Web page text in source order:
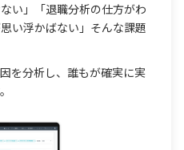
い」「退職分析の仕方がわ
い浮かばない」そんな課題
を分析し、誰もが確実に実